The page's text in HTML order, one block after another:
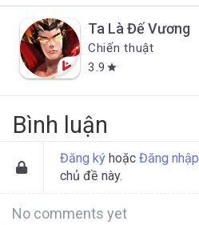
Ta Là Đế Vương
Chiến thuật
3.9 star
Bình luận
Đăng ký hoặc Đăng nhập
chủ đề này.
No comments yet